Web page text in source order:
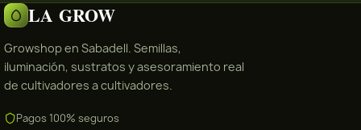
LA GROW
Growshop en Sabadell. Semillas,
iluminación, sustratos y asesoramiento real
de cultivadores a cultivadores.
Pagos 100% seguros